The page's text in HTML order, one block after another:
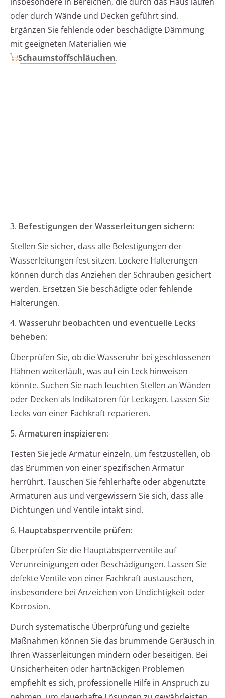
oder durch Wände und Decken geführt sind.
Ergänzen Sie fehlende oder beschädigte Dämmung
mit geeigneten Materialien wie
Schaumstoffschläuchen.
3. Befestigungen der Wasserleitungen sichern:
Stellen Sie sicher, dass alle Befestigungen der
Wasserleitungen fest sitzen. Lockere Halterungen
können durch das Anziehen der Schrauben gesichert
werden. Ersetzen Sie beschädigte oder fehlende
Halterungen.
4. Wasseruhr beobachten und eventuelle Lecks
beheben:
Überprüfen Sie, ob die Wasseruhr bei geschlossenen
Hähnen weiterläuft, was auf ein Leck hinweisen
könnte. Suchen Sie nach feuchten Stellen an Wänden
oder Decken als Indikatoren für Leckagen. Lassen Sie
Lecks von einer Fachkraft reparieren.
5. Armaturen inspizieren:
Testen Sie jede Armatur einzeln, um festzustellen, ob
das Brummen von einer spezifischen Armatur
herrührt. Tauschen Sie fehlerhafte oder abgenutzte
Armaturen aus und vergewissern Sie sich, dass alle
Dichtungen und Ventile intakt sind.
6. Hauptabsperrventile prüfen:
Überprüfen Sie die Hauptabsperrventile auf
Verunreinigungen oder Beschädigungen. Lassen Sie
defekte Ventile von einer Fachkraft austauschen,
insbesondere bei Anzeichen von Undichtigkeit oder
Korrosion.
Durch systematische Überprüfung und gezielte
Maßnahmen können Sie das brummende Geräusch in
Ihren Wasserleitungen mindern oder beseitigen. Bei
Unsicherheiten oder hartnäckigen Problemen
empfiehlt es sich, professionelle Hilfe in Anspruch zu